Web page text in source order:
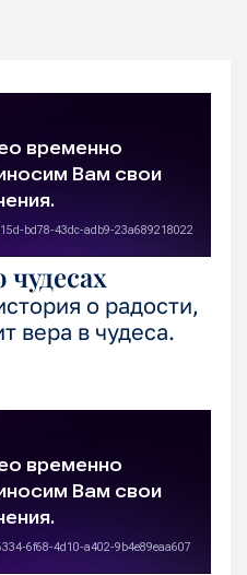
чудесах
о радости,
вера в чудеса.